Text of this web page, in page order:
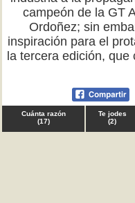
campeón de la GT
Ordoñez; sin
inspiración para el
la tercera edición,
Cuánta razón
(17)
Te jodes
(2)